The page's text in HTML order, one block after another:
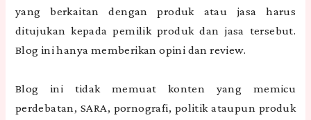
yang berkaitan dengan produk atau jasa harus
ditujukan kepada pemilik produk dan jasa tersebut.
Blog ini hanya memberikan opini dan review.
Blog ini tidak memuat konten yang memicu
perdebatan, SARA, pornografi, politik ataupun produk